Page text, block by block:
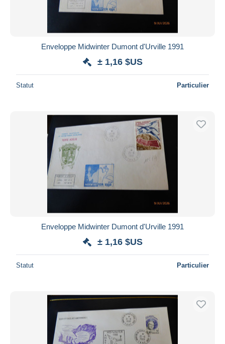
Enveloppe Midwinter Dumont d'Urville 1991
± 1,16 $US
Statut Particulier
Enveloppe Midwinter Dumont d'Urville 1991
± 1,16 $US
Statut Particulier